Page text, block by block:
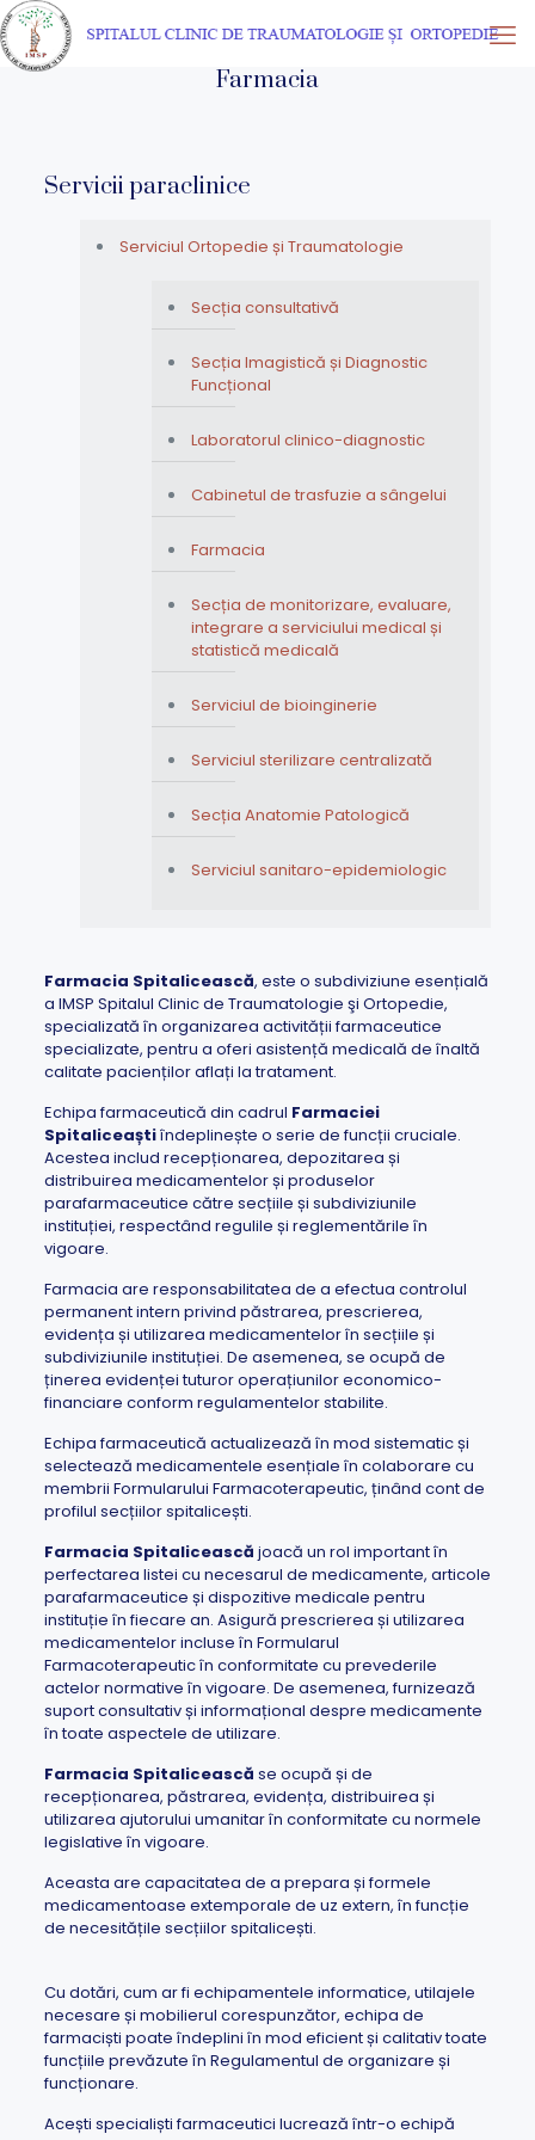
Farmacia
Servicii paraclinice
Serviciul Ortopedie și Traumatologie
Secția consultativă
Secția Imagistică și Diagnostic
Funcțional
Laboratorul clinico-diagnostic
Cabinetul de trasfuzie a sângelui
Farmacia
Secția de monitorizare, evaluare,
integrare a serviciului medical și
statistică medicală
Serviciul de bioinginerie
Serviciul sterilizare centralizată
Secția Anatomie Patologică
Serviciul sanitaro-epidemiologic
Farmacia Spitalicească, este o subdiviziune esențială
a IMSP Spitalul Clinic de Traumatologie şi Ortopedie,
specializată în organizarea activității farmaceutice
specializate, pentru a oferi asistență medicală de înaltă
calitate pacienților aflați la tratament.
Echipa farmaceutică din cadrul Farmaciei
Spitaliceaștiîndeplinește o serie de funcții cruciale.
Acestea includ recepționarea, depozitarea și
distribuirea medicamentelor și produselor
parafarmaceutice către secțiile și subdiviziunile
instituției, respectând regulile și reglementările în
vigoare.
Farmacia are responsabilitatea de a efectua controlul
permanent intern privind păstrarea, prescrierea,
evidența și utilizarea medicamentelor în secțiile și
subdiviziunile instituției. De asemenea, se ocupă de
ținerea evidenței tuturor operațiunilor economico-
financiare conform regulamentelor stabilite.
Echipa farmaceutică actualizează în mod sistematic și
selectează medicamentele esențiale în colaborare cu
membrii Formularului Farmacoterapeutic, ținând cont de
profilul secțiilor spitalicești.
Farmacia Spitalicească joacă un rol important în
perfectarea listei cu necesarul de medicamente, articole
parafarmaceutice și dispozitive medicale pentru
instituție în fiecare an. Asigură prescrierea și utilizarea
medicamentelor incluse în Formularul
Farmacoterapeutic în conformitate cu prevederile
actelor normative în vigoare. De asemenea, furnizează
suport consultativ și informațional despre medicamente
în toate aspectele de utilizare.
Farmacia Spitalicească se ocupă și de
recepționarea, păstrarea, evidența, distribuirea și
utilizarea ajutorului umanitar în conformitate cu normele
legislative în vigoare.
Aceasta are capacitatea de a prepara și formele
medicamentoase extemporale de uz extern, în funcție
de necesitățile secțiilor spitalicești.
Cu dotări, cum ar fi echipamentele informatice, utilajele
necesare și mobilierul corespunzător, echipa de
farmaciști poate îndeplini în mod eficient și calitativ toate
funcțiile prevăzute în Regulamentul de organizare și
funcționare.
Acești specialiști farmaceutici lucrează într-o echipă